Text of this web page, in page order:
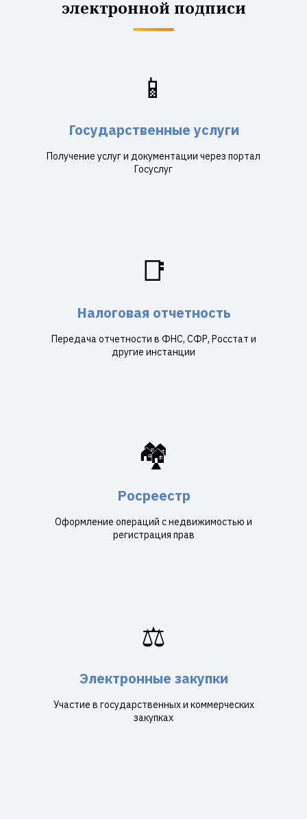
электронной подписи
📱
Государственные услуги
Получение услуг и документации через портал
Госуслуг
📑
Налоговая отчетность
Передача отчетности в ФНС, СФР, Росстат и
другие инстанции
🏘️
Росреестр
Оформление операций с недвижимостью и
регистрация прав
⚖️
Электронные закупки
Участие в государственных и коммерческих
закупках